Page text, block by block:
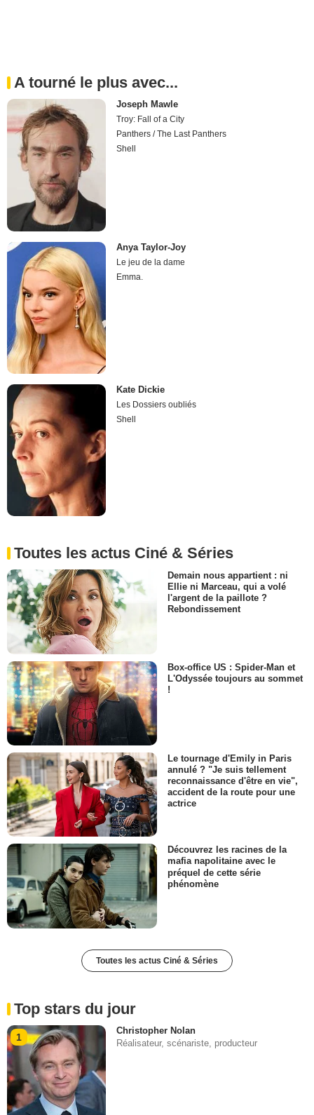
A tourné le plus avec...
Joseph Mawle
Troy: Fall of a City
Panthers / The Last Panthers
Shell
Anya Taylor-Joy
Le jeu de la dame
Emma.
Kate Dickie
Les Dossiers oubliés
Shell
Toutes les actus Ciné & Séries
Demain nous appartient : ni
Ellie ni Marceau, qui a volé
l'argent de la paillote ?
Rebondissement
Box-office US : Spider-Man et
L'Odyssée toujours au sommet
!
Le tournage d'Emily in Paris
annulé ? "Je suis tellement
reconnaissance d'être en vie",
accident de la route pour une
actrice
Découvrez les racines de la
mafia napolitaine avec le
préquel de cette série
phénomène
Toutes les actus Ciné & Séries
Top stars du jour
1
Christopher Nolan
Réalisateur, scénariste, producteur